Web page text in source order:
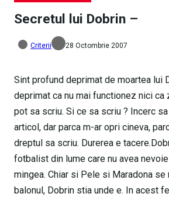
Secretul lui Dobrin –
Criterii 28 Octombrie 2007
Sint profund deprimat de moartea lui
deprimat ca nu mai functionez nici ca
pot sa scriu. Si ce sa scriu ? Incerc
articol, dar parca m-ar opri cineva,
dreptul sa scriu. Durerea e
fotbalist din lume care nu avea
mingea. Chiar si Pele si Maradona se
balonul, Dobrin stia unde e. In acest